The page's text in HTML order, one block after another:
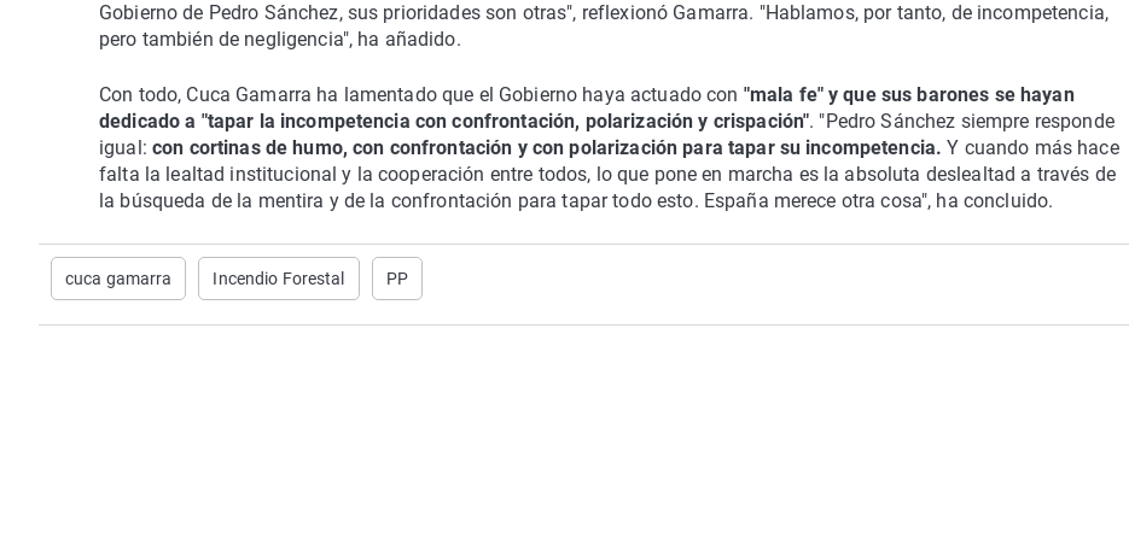
Gobierno de Pedro Sánchez, sus prioridades son otras", reflexionó Gamarra. "Hablamos, por tanto, de incompetencia,
pero también de negligencia", ha añadido.
Con todo, Cuca Gamarra ha lamentado que el Gobierno haya actuado con "mala fe" y que sus barones se hayan
dedicado a "tapar la incompetencia con confrontación, polarización y crispación". "Pedro Sánchez siempre responde
igual: con cortinas de humo, con confrontación y con polarización para tapar su incompetencia.Y cuando más hace
falta la lealtad institucional y la cooperación entre todos, lo que pone en marcha es la absoluta deslealtad a través de
la búsqueda de la mentira y de la confrontación para tapar todo esto. España merece otra cosa", ha concluido.
cuca gamarra Incendio Forestal PP